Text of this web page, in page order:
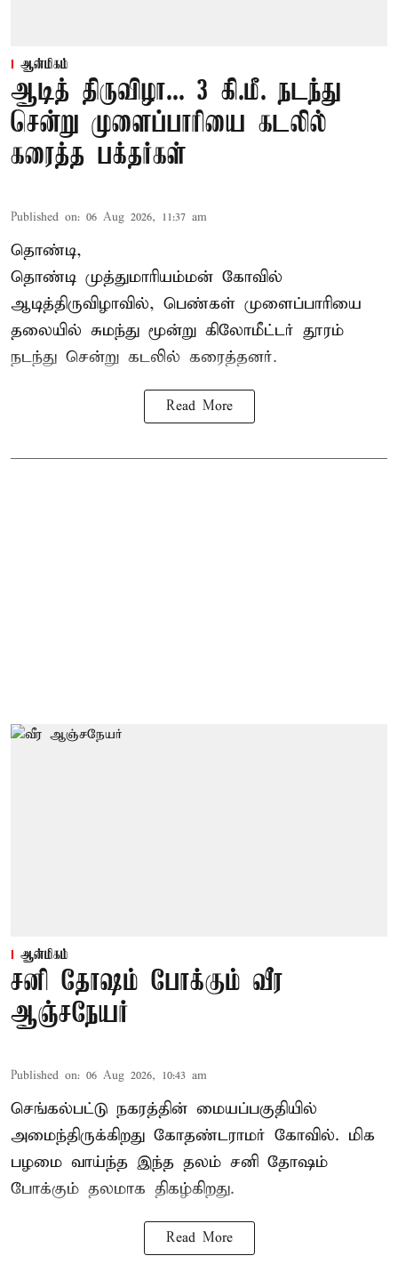
ஆன்மிகம்
ஆடித் திருவிழா... 3 கி.மீ. நடந்து
சென்று முளைப்பாரியை கடலில்
கரைத்த பக்தர்கள்
Published on: 06 Aug 2026, 11:37 am
தொண்டி,
தொண்டி முத்துமாரியம்மன் கோவில்
ஆடித்திருவிழாவில், பெண்கள் முளைப்பாரியை
தலையில் சுமந்து மூன்று கிலோமீட்டர் தூரம்
நடந்து சென்று கடலில் கரைத்தனர்.
Read More
ஆன்மிகம்
சனி தோஷம் போக்கும் வீர
ஆஞ்சநேயர்
Published on: 06 Aug 2026, 10:43 am
செங்கல்பட்டு நகரத்தின் மையப்பகுதியில்
அமைந்திருக்கிறது கோதண்டராமர் கோவில். மிக
பழமை வாய்ந்த இந்த தலம் சனி தோஷம்
போக்கும் தலமாக திகழ்கிறது.
Read More